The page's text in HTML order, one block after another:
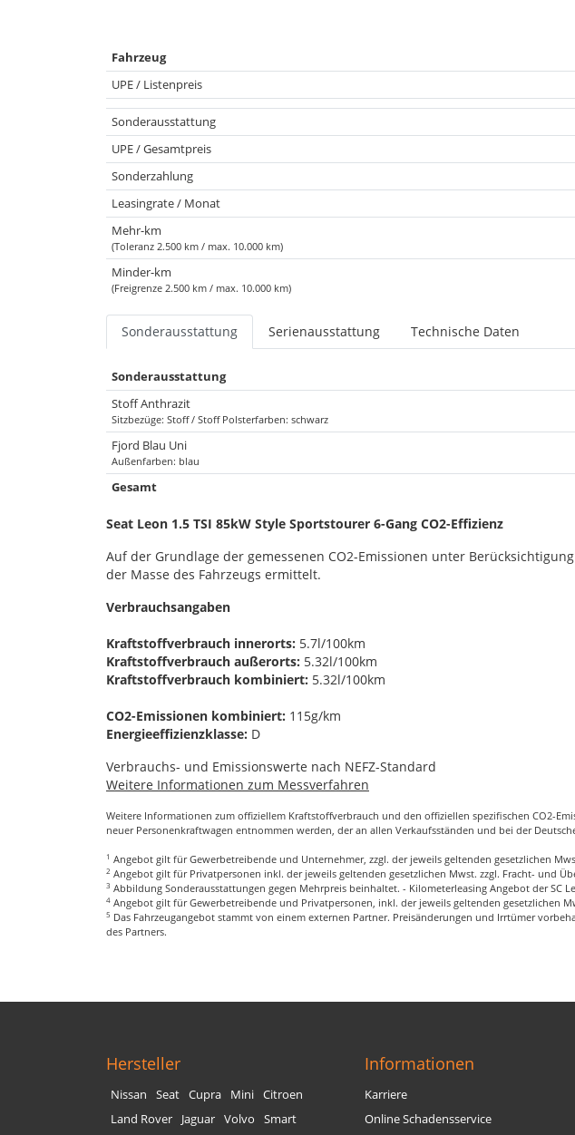
Fahrzeug
UPE / Listenpreis
Sonderausstattung
UPE / Gesamtpreis
Sonderzahlung
Leasingrate / Monat
Mehr-km
(Toleranz 2.500 km / max. 10.000 km)
Minder-km
(Freigrenze 2.500 km / max. 10.000 km)
Sonderausstattung Serienausstattung Technische Daten
Sonderausstattung
Stoff Anthrazit
Sitzbezüge: Stoff / Stoff Polsterfarben: schwarz
Fjord Blau Uni
Außenfarben: blau
Gesamt
Seat Leon 1.5 TSI 85kW Style Sportstourer 6-Gang CO2-Effizienz
Auf der Grundlage der gemessenen CO2-Emissionen unter Berücksichtigung
der Masse des Fahrzeugs ermittelt.
Verbrauchsangaben
Kraftstoffverbrauch innerorts: 5.7l/100km
Kraftstoffverbrauch außerorts: 5.32l/100km
Kraftstoffverbrauch kombiniert: 5.32l/100km
CO2-Emissionen kombiniert: 115g/km
Energieeffizienzklasse: D
Verbrauchs- und Emissionswerte nach NEFZ-Standard
Weitere Informationen zum Messverfahren
Weitere Informationen zum offiziellem Kraftstoffverbrauch und den offiziellen spezifischen CO2-
neuer Personenkraftwagen entnommen werden, der an allen Verkaufsständen und bei der
1 Angebot gilt für Gewerbetreibende und Unternehmer, zzgl. der jeweils geltenden gesetzlichen
2 Angebot gilt für Privatpersonen inkl. der jeweils geltenden gesetzlichen Mwst. zzgl. Fracht- und
3 Abbildung Sonderausstattungen gegen Mehrpreis beinhaltet. - Kilometerleasing Angebot der SC
4 Angebot gilt für Gewerbetreibende und Privatpersonen, inkl. der jeweils geltenden gesetzlichen
5 Das Fahrzeugangebot stammt von einem externen Partner. Preisänderungen und Irrtümer
des Partners.
Hersteller
Nissan Seat Cupra Mini Citroen
Land Rover
Jaguar Volvo Smart
Informationen
Karriere
Online Schadensservice